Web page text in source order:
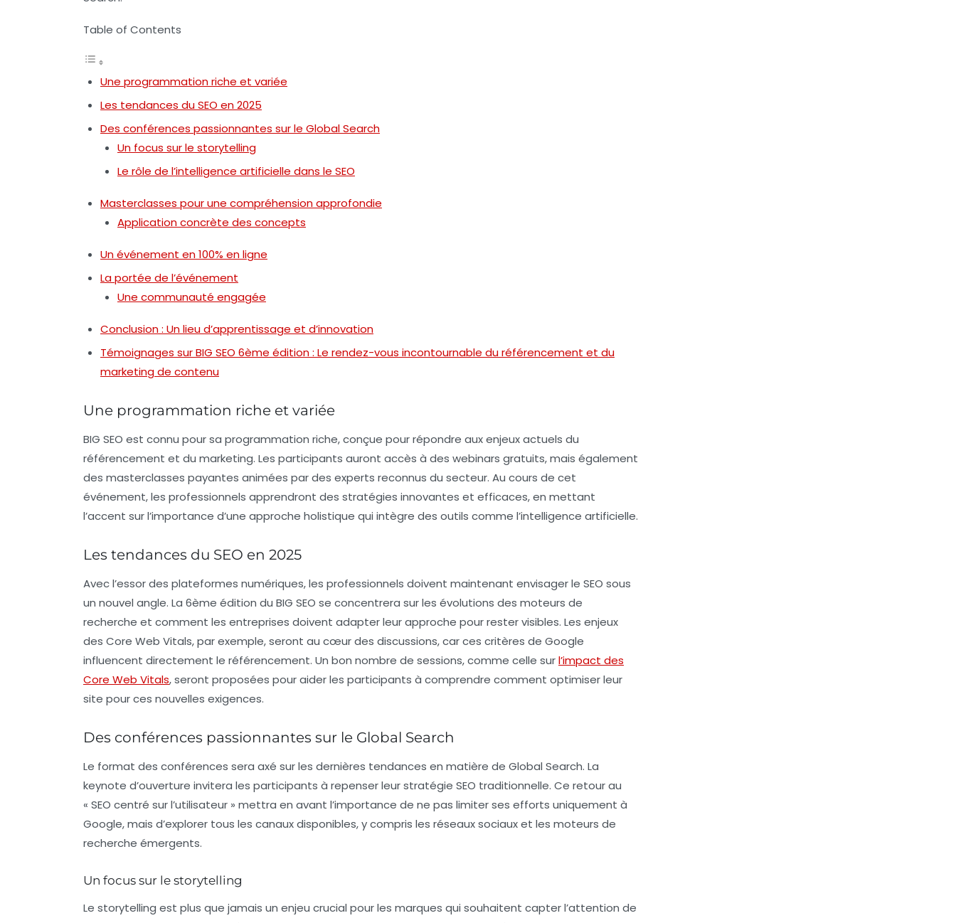
Table of Contents
Une programmation riche et variée
Les tendances du SEO en 2025
Des conférences passionnantes sur le Global Search
Un focus sur le storytelling
Le rôle de l’intelligence artificielle dans le SEO
Masterclasses pour une compréhension approfondie
Application concrète des concepts
Un événement en 100% en ligne
La portée de l’événement
Une communauté engagée
Conclusion : Un lieu d’apprentissage et d’innovation
Témoignages sur BIG SEO 6ème édition : Le rendez-vous incontournable du référencement et du
marketing de contenu
Une programmation riche et variée
BIG SEO est connu pour sa programmation riche, conçue pour répondre aux enjeux actuels du
référencement et du marketing. Les participants auront accès à des webinars gratuits, mais également
des masterclasses payantes animées par des experts reconnus du secteur. Au cours de cet
événement, les professionnels apprendront des stratégies innovantes et efficaces, en mettant
l’accent sur l’importance d’une approche holistique qui intègre des outils comme l’intelligence artificielle.
Les tendances du SEO en 2025
Avec l’essor des plateformes numériques, les professionnels doivent maintenant envisager le SEO sous
un nouvel angle. La 6ème édition du BIG SEO se concentrera sur les évolutions des moteurs de
recherche et comment les entreprises doivent adapter leur approche pour rester visibles. Les enjeux
des Core Web Vitals, par exemple, seront au cœur des discussions, car ces critères de Google
influencent directement le référencement. Un bon nombre de sessions, comme celle surl’impact des
Core Web Vitals, seront proposées pour aider les participants à comprendre comment optimiser leur
site pour ces nouvelles exigences.
Des conférences passionnantes sur le Global Search
Le format des conférences sera axé sur les dernières tendances en matière de Global Search. La
keynote d’ouverture invitera les participants à repenser leur stratégie SEO traditionnelle. Ce retour au
« SEO centré sur l’utilisateur » mettra en avant l’importance de ne pas limiter ses efforts uniquement à
Google, mais d’explorer tous les canaux disponibles, y compris les réseaux sociaux et les moteurs de
recherche émergents.
Un focus sur le storytelling
Le storytelling est plus que jamais un enjeu crucial pour les marques qui souhaitent capter l’attention de